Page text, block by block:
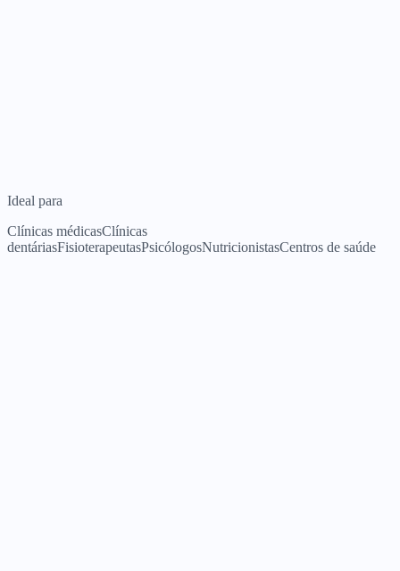
Ideal para
Clínicas médicasClínicas
dentáriasFisioterapeutasPsicólogosNutricionistasCentros de saúde